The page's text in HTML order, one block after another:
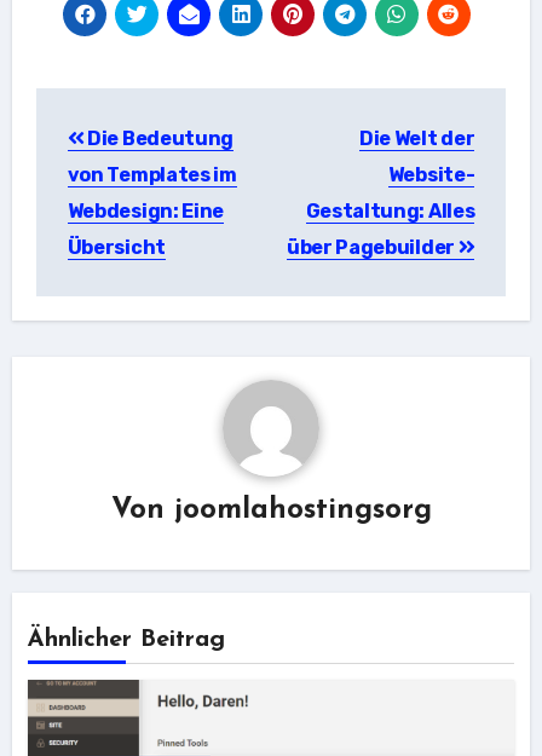
Die Bedeutung
von Templates im
Webdesign: Eine
Übersicht
Die Welt der
Website-
Gestaltung: Alles
über Pagebuilder
Von joomlahostingsorg
Ähnlicher Beitrag